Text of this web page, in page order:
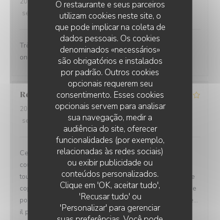
O restaurante e seus parceiros
utilizam cookies neste site, o
que pode implicar na coleta de
dados pessoais. Os cookies
denominados «necessários»
são obrigatórios e instalados
por padrão. Outros cookies
opcionais requerem seu
consentimento. Esses cookies
opcionais servem para analisar
sua navegação, medir a
audiência do site, oferecer
funcionalidades (por exemplo,
relacionadas às redes sociais)
ou exibir publicidade ou
conteúdos personalizados.
Clique em 'OK, aceitar tudo',
'Recusar tudo' ou
'Personalizar' para gerenciar
service
ambience :4/5 menu: 4/5 quality_price
Très bon accueil les plats sont généreux et gourmands
on adore
Réthoré J
2026-08-01- 20:00 - guests 2
service
ambience: 4/5 menu: 4/5 quality_price
Cela fait maintenant 4 ou 5 fois que je vais diner en
couple le samedi soir dans ce restaurant l'acceuille
toujours jovial et chaleureux,doublé d'une bonne cuisine
copieuse le prix est en conséquence ce qui fait que je ne
pourrais me permettre d'en faire ma cantine quotidienne...
il parait cependant que la semaine les prix sont plus